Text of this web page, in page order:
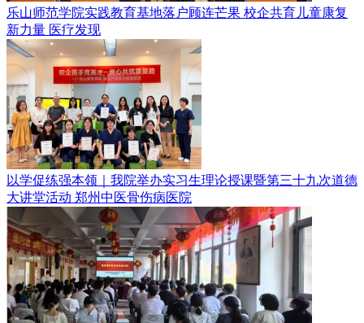
乐山师范学院实践教育基地落户顾连芒果 校企共育儿童康复
新力量 医疗发现
以学促练强本领｜我院举办实习生理论授课暨第三十九次道德
大讲堂活动 郑州中医骨伤病医院